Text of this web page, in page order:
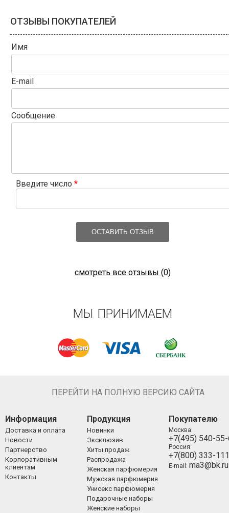
ОТЗЫВЫ ПОКУПАТЕЛЕЙ
Имя
E-mail
Сообщение
ОСТАВИТЬ ОТЗЫВ
смотреть все отзывы (0)
МЫ ПРИНИМАЕМ
ПЕРЕЙТИ НА ПОЛНУЮ ВЕРСИЮ САЙТА
Информация
Доставка и оплата
Новости
Партнерство
Корпоративным
клиентам
Контакты
Продукция
Новинки
Эксклюзив
Хиты продаж
Распродажа
Женская парфюмерия
Мужская парфюмерия
Унисекс парфюмерия
Подарочные наборы
Женские наборы
Покупателю
Москва:
+7(495) 540-
Россия:
+7(800) 333-
E-mail: ma3@bk.ru